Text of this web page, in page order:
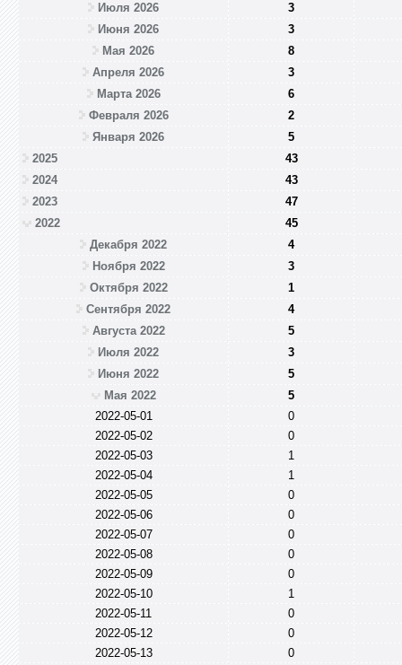
Июля 2026
3
Июня 2026
3
Мая 2026
8
Апреля 2026
3
Марта 2026
6
Февраля 2026
2
Января 2026
5
2025
43
2024
43
2023
47
2022
45
Декабря 2022
4
Ноября 2022
3
Октября 2022
1
Сентября 2022
4
Августа 2022
5
Июля 2022
3
Июня 2022
5
Мая 2022
5
2022-05-01
0
2022-05-02
0
2022-05-03
1
2022-05-04
1
2022-05-05
0
2022-05-06
0
2022-05-07
0
2022-05-08
0
2022-05-09
0
2022-05-10
1
2022-05-11
0
2022-05-12
0
2022-05-13
0